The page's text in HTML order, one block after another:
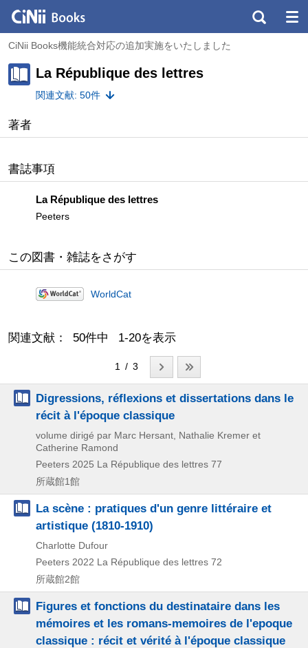
CiNii Books機能統合対応の追加実施をいたしました
La République des lettres
関連文献: 50件
著者
書誌事項
La République des lettres
Peeters
この図書・雑誌をさがす
WorldCat
関連文献： 50件中 1-20を表示
1 / 3
Digressions, réflexions et dissertations dans le
récit à l'époque classique
volume dirigé par Marc Hersant, Nathalie Kremer et
Catherine Ramond
Peeters 2025 La République des lettres 77
所蔵館1館
La scène : pratiques d'un genre littéraire et
artistique (1810-1910)
Charlotte Dufour
Peeters 2022 La République des lettres 72
所蔵館2館
Figures et fonctions du destinataire dans les
mémoires et les romans-memoires de l'epoque
classique : récit et vérité à l'époque classique